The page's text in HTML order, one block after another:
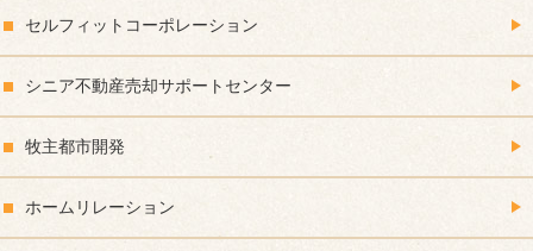
セルフィットコーポレーション
シニア不動産売却サポートセンター
牧主都市開発
ホームリレーション